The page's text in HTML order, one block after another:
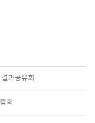
과공유회
회